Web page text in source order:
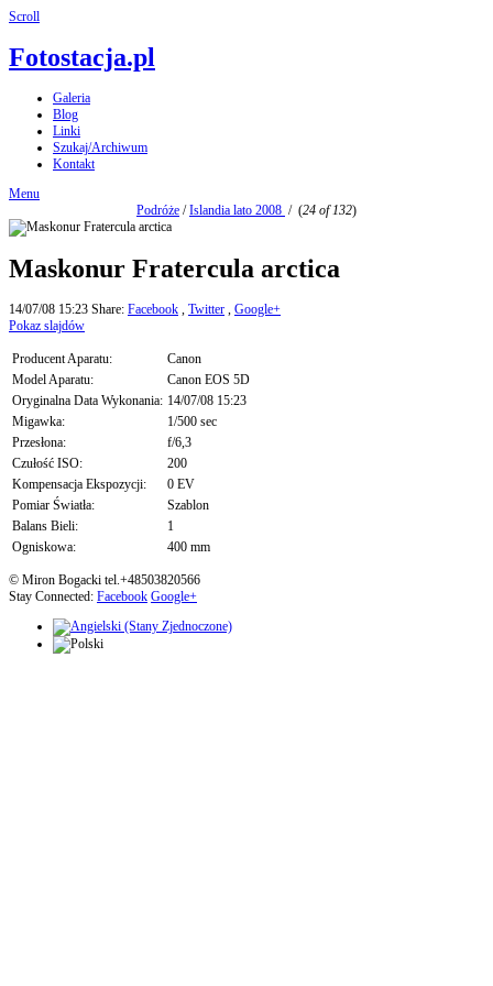
Scroll
Fotostacja.pl
Galeria
Blog
Linki
Szukaj/Archiwum
Kontakt
Menu
Podróże /Islandia lato 2008 / (24 of 132)
Maskonur Fratercula arctica
14/07/08 15:23 Share: Facebook , Twitter , Google+
Pokaz slajdów
Producent Aparatu:
Canon
Model Aparatu:
Canon EOS 5D
Oryginalna Data Wykonania: 14/07/08 15:23
Migawka:
1/500 sec
Przesłona:
f/6,3
Czułość ISO:
200
Kompensacja Ekspozycji:
0 EV
Pomiar Światła:
Szablon
Balans Bieli:
1
Ogniskowa:
400 mm
© Miron Bogacki tel.+48503820566
Stay Connected: Facebook Google+